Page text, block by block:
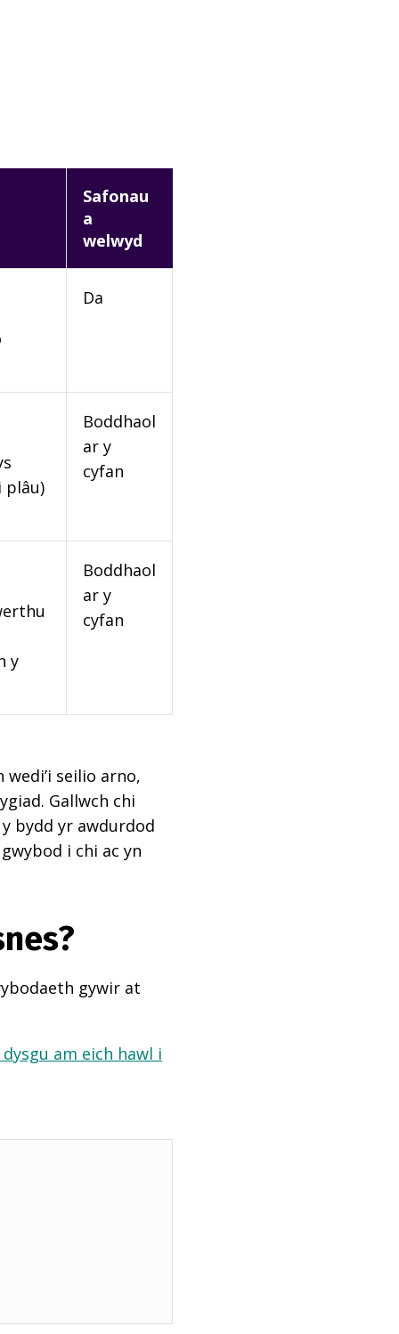
Safonau
a
welwyd
Da
plâu)
Boddhaol
ar y
cyfan
y
Boddhaol
ar y
cyfan
seilio arno,
Gallwch chi
bydd yr awdurdod
i chi ac yn
gywir at
am eich hawl i